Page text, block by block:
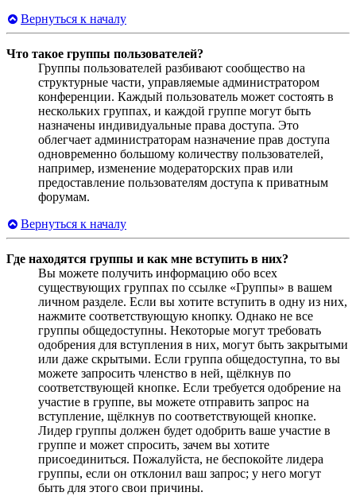
Вернуться к началу
Что такое группы пользователей?
Группы пользователей разбивают сообщество на
структурные части, управляемые администратором
конференции. Каждый пользователь может состоять в
нескольких группах, и каждой группе могут быть
назначены индивидуальные права доступа. Это
облегчает администраторам назначение прав доступа
одновременно большому количеству пользователей,
например, изменение модераторских прав или
предоставление пользователям доступа к приватным
форумам.
Вернуться к началу
Где находятся группы и как мне вступить в них?
Вы можете получить информацию обо всех
существующих группах по ссылке «Группы» в вашем
личном разделе. Если вы хотите вступить в одну из них,
нажмите соответствующую кнопку. Однако не все
группы общедоступны. Некоторые могут требовать
одобрения для вступления в них, могут быть закрытыми
или даже скрытыми. Если группа общедоступна, то вы
можете запросить членство в ней, щёлкнув по
соответствующей кнопке. Если требуется одобрение на
участие в группе, вы можете отправить запрос на
вступление, щёлкнув по соответствующей кнопке.
Лидер группы должен будет одобрить ваше участие в
группе и может спросить, зачем вы хотите
присоединиться. Пожалуйста, не беспокойте лидера
группы, если он отклонил ваш запрос; у него могут
быть для этого свои причины.